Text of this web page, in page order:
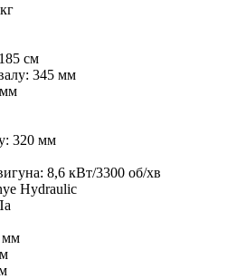
185 см
345 мм
320 мм
8,6 кВт/3300 об/хв
Hydraulic
мм